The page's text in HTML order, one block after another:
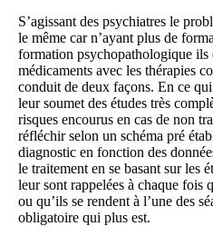
S’agissant des psychiatres le
le même car n’ayant plus de
formation psychopathologique
médicaments avec les thérapies
conduit de deux façons. En ce
leur soumet des études très
risques encourus en cas de non
réfléchir selon un schéma pré
diagnostic en fonction des
le traitement en se basant sur les
leur sont rappelées à chaque fois
ou qu’ils se rendent à l’une des
obligatoire qui plus est.